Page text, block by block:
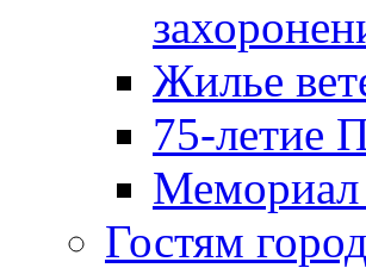
Жилье
75-летие
Мемориал
Гостям